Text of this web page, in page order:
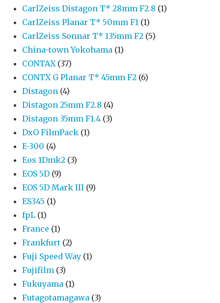
CarlZeiss Distagon T* 28mm F2.8 (1)
CarlZeiss Planar T* 50mm F1 (1)
CarlZeiss Sonnar T* 135mm F2 (5)
China-town Yokohama (1)
CONTAX (37)
CONTX G Planar T* 45mm F2 (6)
Distagon (4)
Distagon 25mm F2.8 (4)
Distagon 35mm F1.4 (3)
DxO FilmPack (1)
E-300 (4)
Eos 1Dmk2 (3)
EOS 5D (9)
EOS 5D Mark III (9)
ES345 (1)
fpL (1)
France (1)
Frankfurt (2)
Fuji Speed Way (1)
Fujifilm (3)
Fukuyama (1)
Futagotamagawa (3)